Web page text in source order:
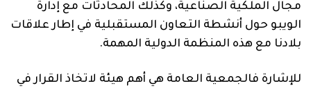
مجال الملكية الصناعية، وكذلك المحادثات مع إدارة
الويبو حول أنشطة التعاون المستقبلية في إطار علاقات
بلادنا مع هذه المنظمة الدولية المهمة.
للإشارة فالجمعية العامة هي أهم هيئة لاتخاذ القرار في